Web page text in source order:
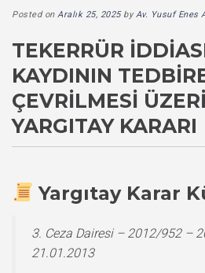
Posted on Aralık 25, 2025byAv. Yusuf Enes
TEKERRÜR
KAYDININ
ÇEVRILMESI
YARGITAY KARARI
Yargıtay Karar
3. Ceza Dairesi – 2012/952 –
21.01.2013